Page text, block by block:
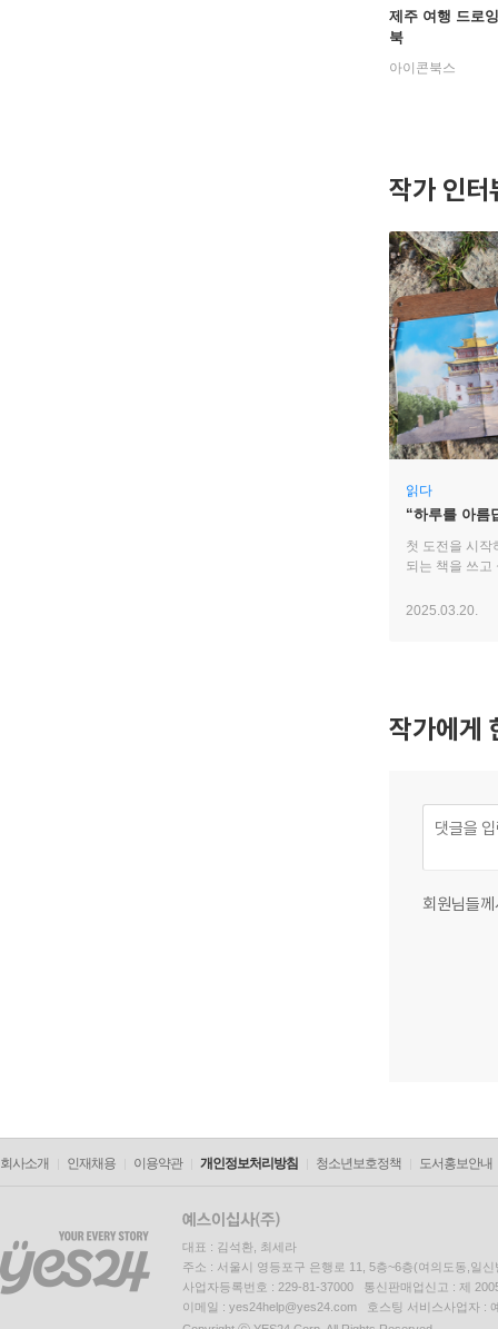
제주 여행 드로
북
아이콘북스
작가 인터
읽다
“하루를 아름
첫 도전을 시작
되는 책을 쓰고
2025.03.20.
작가에게
회원님들
회사소개 인재채용 이용약관 개인정보처리방침 청소년보호정책 도서홍보안내
대표 : 김석환, 최세라
주소 : 서울시 영등포구 은행로 11, 5층~6층(여의도동,일신
사업자등록번호 : 229-81-37000 통신판매업신고 : 제
이메일 : yes24help@yes24.com 호스팅 서비스사업자 :